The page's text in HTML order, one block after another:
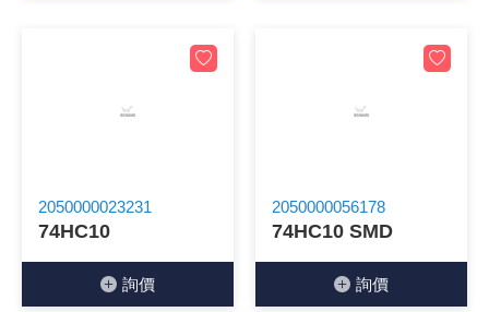
2050000023231
74HC10
詢價
2050000056178
74HC10 SMD
詢價